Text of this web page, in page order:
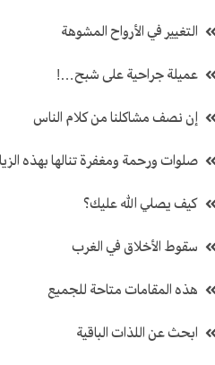
التغيير في الأرواح المشوهة
عميلة جراحية على شبح…!
إن نصف مشاكلنا من كلام الناس
صلوات ورحمة ومغفرة تنالها بهذه
كيف يصلي الله عليك؟
سقوط الأخلاق في الغرب
هذه المقامات متاحة للجميع
ابحث عن اللذات الباقية